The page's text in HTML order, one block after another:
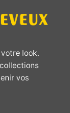
look.
vos